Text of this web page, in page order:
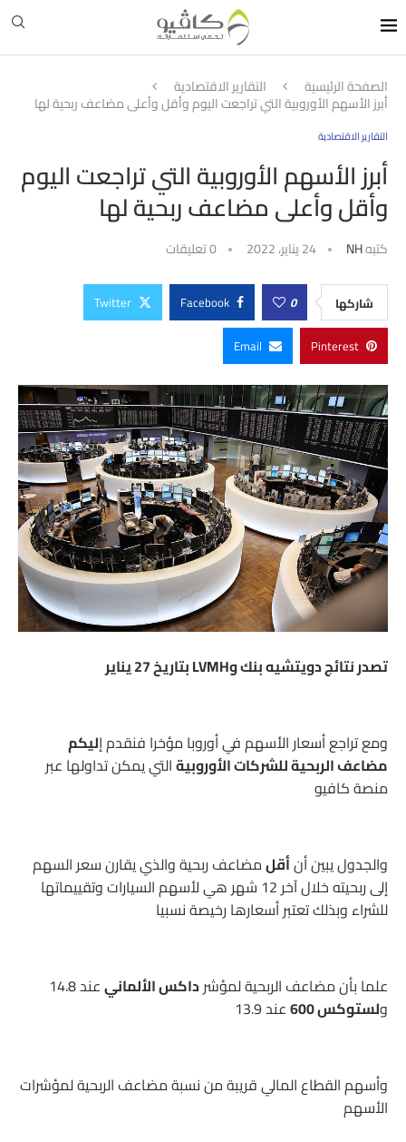
الصفحة الرئيسية التقارير الاقتصادية
أبرز الأسهم الأوروبية التي تراجعت اليوم وأقل وأعلى مضاعف ربحية لها
التقارير الاقتصادية
أبرز الأسهم الأوروبية التي تراجعت اليوم
وأقل وأعلى مضاعف ربحية لها
كتبهNH 24 يناير، 2022 0 تعليقات
شاركها 0
Facebook
Twitter
Pinterest
Email
تصدر نتائج دويتشيه بنك وLVMH بتاريخ 27 يناير
ومع تراجع أسعار الأسهم في أوروبا مؤخرا فنقدم إليكم
مضاعف الربحية للشركات الأوروبيةالتي يمكن تداولها عبر
منصة كافيو
والجدول يبين أنأقلمضاعف ربحية والذي يقارن سعر السهم
إلى ربحيته خلال آخر 12 شهر هي لأسهم السيارات وتقييماتها
للشراء وبذلك تعتبر أسعارها رخيصة نسبيا
علما بأن مضاعف الربحية لمؤشرداكس الألماني
عند 14.8
ولستوكس 600 عند 13.9
وأسهم القطاع المالي قريبة من نسبة مضاعف الربحية لمؤشرات
الأسهم